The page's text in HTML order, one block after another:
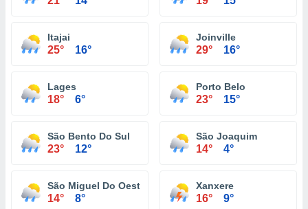
Itajai
25° 16°
Joinville
29° 16°
Lages
18° 6°
Porto Belo
23° 15°
São Bento Do Sul
23° 12°
São Joaquim
14° 4°
São Miguel Do Oeste
14° 8°
Xanxere
16° 9°